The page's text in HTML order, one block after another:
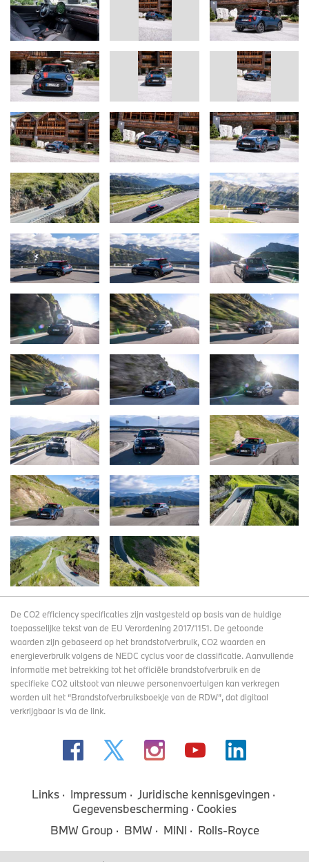
De CO2 efficiency specificaties zijn vastgesteld op basis van de huidige
toepasselijke tekst van de EU Verordening 2017/1151. De getoonde
waarden zijn gebaseerd op het brandstofverbruik, CO2 waarden en
energieverbruik volgens de NEDC cyclus voor de classificatie. Aanvullende
informatie met betrekking tot het officiële brandstofverbruik en de
specifieke CO2 uitstoot van nieuwe personenvoertuigen kan verkregen
worden uit het “Brandstofverbruiksboekje van de RDW”, dat digitaal
verkrijgbaaris via de link.
Links Impressum
Juridische kennisgevingen
Gegevensbescherming
Cookies
BMW Group
BMW MINI Rolls-Royce